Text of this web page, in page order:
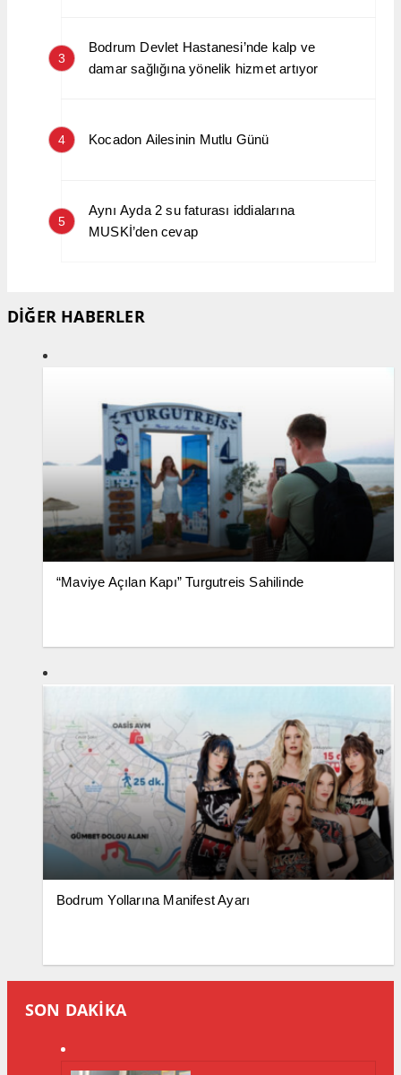
3
Bodrum Devlet Hastanesi’nde kalp ve
damar sağlığına yönelik hizmet artıyor
4 Kocadon Ailesinin Mutlu Günü
5
Aynı Ayda 2 su faturası iddialarına
MUSKİ’den cevap
DİĞER HABERLER
“Maviye Açılan Kapı” Turgutreis Sahilinde
Bodrum Yollarına Manifest Ayarı
SON DAKİKA